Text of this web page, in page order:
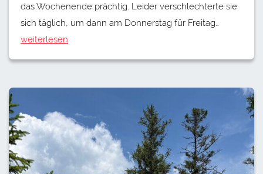
das Wochenende prächtig. Leider verschlechterte sie
sich täglich, um dann am Donnerstag für Freitag…
weiterlesen